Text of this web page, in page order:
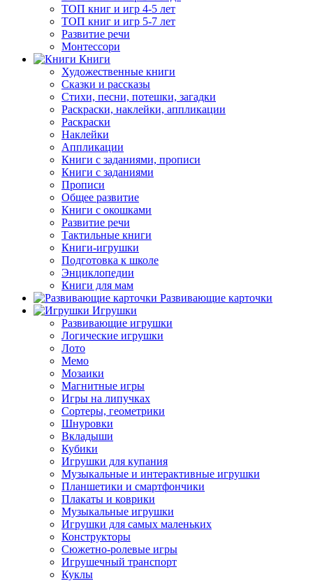
ТОП книг и игр 4-5 лет
ТОП книг и игр 5-7 лет
Развитие речи
Монтессори
Книги
Художественные книги
Сказки и рассказы
Стихи, песни, потешки, загадки
Раскраски, наклейки, аппликации
Раскраски
Наклейки
Аппликации
Книги с заданиями, прописи
Книги с заданиями
Прописи
Общее развитие
Книги с окошками
Развитие речи
Тактильные книги
Книги-игрушки
Подготовка к школе
Энциклопедии
Книги для мам
Развивающие карточки
Игрушки
Развивающие игрушки
Логические игрушки
Лото
Мемо
Мозаики
Магнитные игры
Игры на липучках
Сортеры, геометрики
Шнуровки
Вкладыши
Кубики
Игрушки для купания
Музыкальные и интерактивные игрушки
Планшетики и смартфончики
Плакаты и коврики
Музыкальные игрушки
Игрушки для самых маленьких
Конструкторы
Сюжетно-ролевые игры
Игрушечный транспорт
Куклы